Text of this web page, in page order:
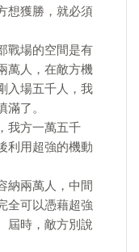
想獲勝，就必須
戰場的空間是有
萬人，在敵方機
入場五千人，我
了。
我方一萬五千
利用超強的機動
納兩萬人，中間
全可以憑藉超強
屆時，敵方別說